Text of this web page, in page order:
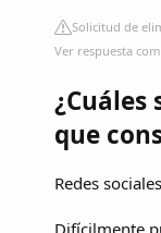
Solicitud de
Ver respuesta
¿Cuáles
que
Redes
Difícilmente